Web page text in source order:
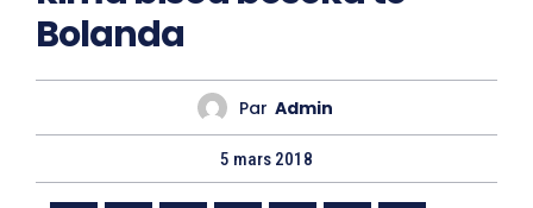
Bolanda
Par Admin
5 mars 2018